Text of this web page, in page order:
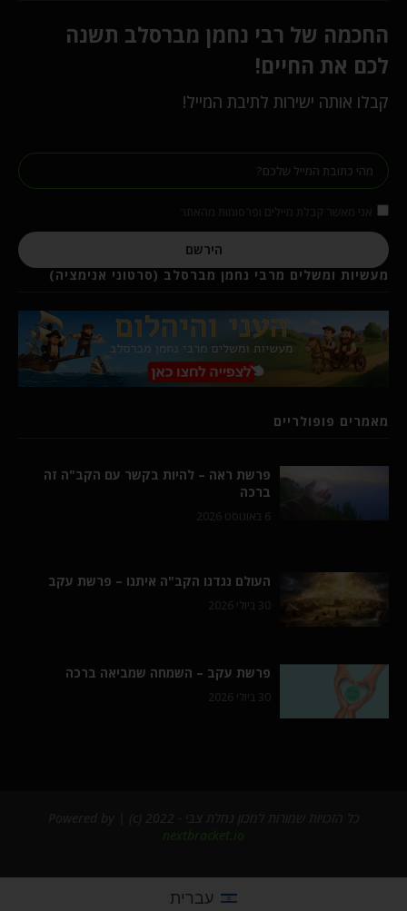
החכמה של רבי נחמן מברסלב תשנה
לכם את החיים!
קבלו אותה ישירות לתיבת המייל!
הירשם
מעשיות ומשלים מרבי נחמן מברסלב (סרטוני אנימציה)
מאמרים פופולריים
פרשת ראה – להיות בקשר עם הקב"ה זה
ברכה
6 באוגוסט 2026
העולם נגדנו הקב"ה איתנו – פרשת עקב
30 ביולי 2026
פרשת עקב – השמחה שמביאה ברכה
30 ביולי 2026
nextbracket.io
עברית